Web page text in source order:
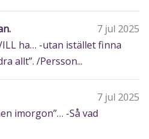
7 jul 2025
ha… -utan istället finna
allt”. /Persson...
7 jul 2025
imorgon”… -Så vad